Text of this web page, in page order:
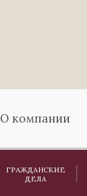
О компании
ГРАЖДАНСКИЕ
ДЕЛА